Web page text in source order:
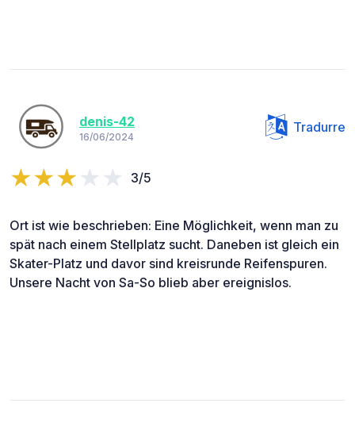
denis-42
16/06/2024
Tradurre
3/5
Ort ist wie beschrieben: Eine Möglichkeit, wenn man zu
spät nach einem Stellplatz sucht. Daneben ist gleich ein
Skater-Platz und davor sind kreisrunde Reifenspuren.
Unsere Nacht von Sa-So blieb aber ereignislos.